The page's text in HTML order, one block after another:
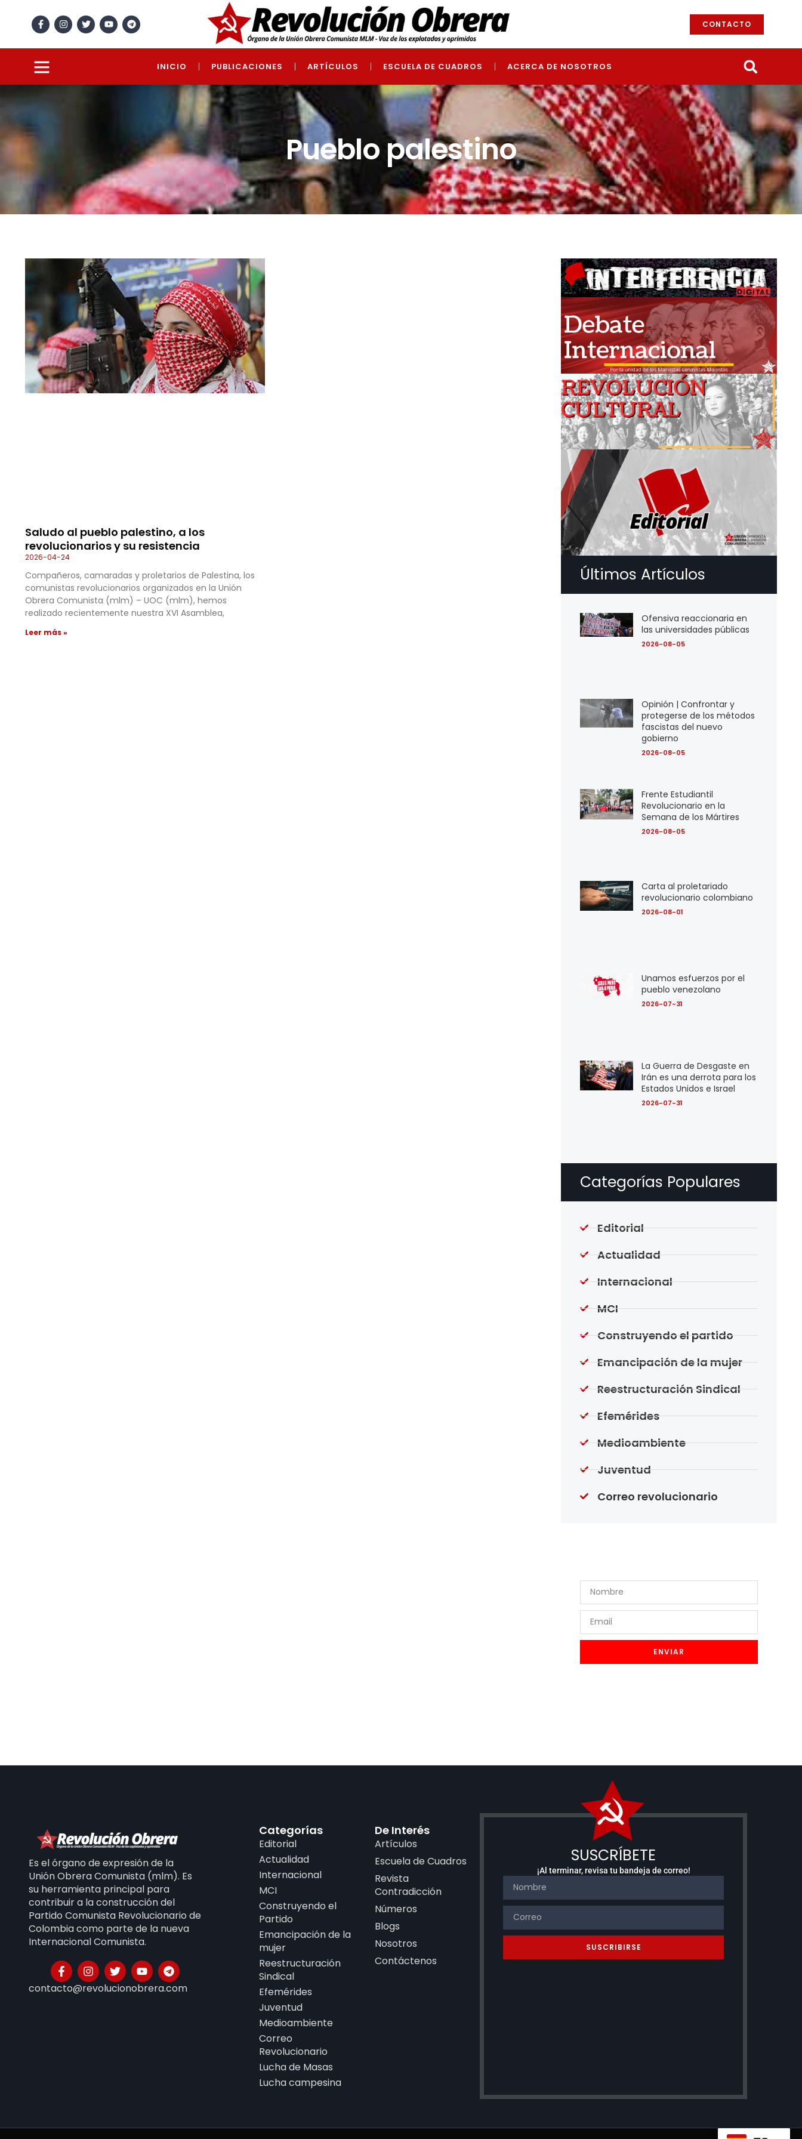
CONTACTO
INICIO PUBLICACIONES ARTÍCULOS ESCUELA DE CUADROS ACERCA DE NOSOTROS
Pueblo palestino
Saludo al pueblo palestino, a los
revolucionarios y su resistencia
2026-04-24
Compañeros, camaradas y proletarios de Palestina, los
comunistas revolucionarios organizados en la Unión
Obrera Comunista (mlm) – UOC (mlm), hemos
realizado recientemente nuestra XVI Asamblea,
Leer más »
Últimos Artículos
Ofensiva reaccionaria en
las universidades públicas
2026-08-05
Opinión | Confrontar y
protegerse de los métodos
fascistas del nuevo
gobierno
2026-08-05
Frente Estudiantil
Revolucionario en la
Semana de los Mártires
2026-08-05
Carta al proletariado
revolucionario colombiano
2026-08-01
Unamos esfuerzos por el
pueblo venezolano
2026-07-31
La Guerra de Desgaste en
Irán es una derrota para los
Estados Unidos e Israel
2026-07-31
Categorías Populares
Editorial
Actualidad
Internacional
MCI
Construyendo el partido
Emancipación de la mujer
Reestructuración Sindical
Efemérides
Medioambiente
Juventud
Correo revolucionario
ENVIAR
Es el órgano de expresión de la
Unión Obrera Comunista (mlm). Es
su herramienta principal para
contribuir a la construcción del
Partido Comunista Revolucionario de
Colombia como parte de la nueva
Internacional Comunista.
contacto@revolucionobrera.com
Categorías
Editorial
Actualidad
Internacional
MCI
Construyendo el
Partido
Emancipación de la
mujer
Reestructuración
Sindical
Efemérides
Juventud
Medioambiente
Correo
Revolucionario
Lucha de Masas
Lucha campesina
De Interés
Artículos
Escuela de Cuadros
Revista
Contradicción
Números
Blogs
Nosotros
Contáctenos
SUSCRÍBETE
¡Al terminar, revisa tu bandeja de correo!
SUSCRIBIRSE